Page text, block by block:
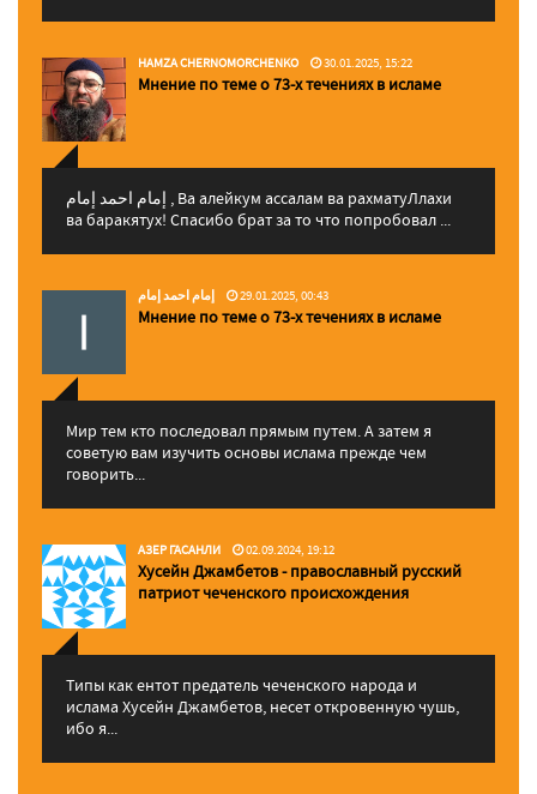
HAMZA CHERNOMORCHENKO 30.01.2025, 15:22
Мнение по теме о 73-х течениях в исламе
إمام احمد إمام , Ва алейкум ассалам ва рахматуЛлахи
ва баракятух! Спасибо брат за то что попробовал ...
إمام احمد إمام 29.01.2025, 00:43
Мнение по теме о 73-х течениях в исламе
Мир тем кто последовал прямым путем. А затем я
советую вам изучить основы ислама прежде чем
говорить...
АЗЕР ГАСАНЛИ 02.09.2024, 19:12
Хусейн Джамбетов - православный русский
патриот чеченского происхождения
Типы как ентот предатель чеченского народа и
ислама Хусейн Джамбетов, несет откровенную чушь,
ибо я...